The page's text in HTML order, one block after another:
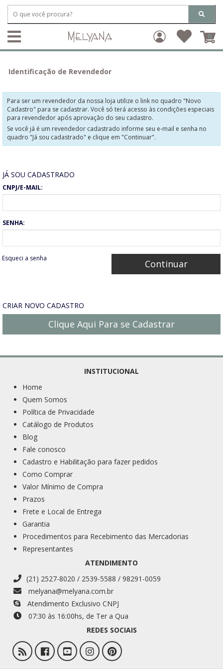
0
Identificação de Revendedor
Para ser um revendedor da nossa loja utilize o link no quadro "Novo
Cadastro" para se cadastrar. Você só terá acesso às condições especiais
para revendedor após aprovação do seu cadastro.
Se você já é um revendedor cadastrado informe seu e-mail e senha no
quadro "Já sou cadastrado" e clique em "Continuar".
JÁ SOU CADASTRADO
CNPJ/E-MAIL:
SENHA:
Esqueci a senha
CRIAR NOVO CADASTRO
Clique Aqui Para se Cadastrar
INSTITUCIONAL
Home
Quem Somos
Política de Privacidade
Catálogo de Produtos
Blog
Fale conosco
Cadastro e Habilitação para fazer pedidos
Como Comprar
Valor Mínimo de Compra
Prazos
Frete e Local de Entrega
Garantia
Procedimentos para Recebimento das Mercadorias
Representantes
ATENDIMENTO
(21) 2527-8020 / 2539-5588 / 98291-0059
melyana@melyana.com.br
Atendimento Exclusivo CNPJ
07:30 às 16:00hs, de Ter a Qua
REDES SOCIAIS